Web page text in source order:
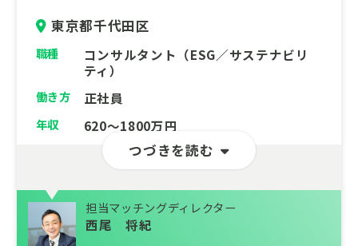
東京都千代田区
職種
コンサルタント（ESG／サステナビリ
ティ）
働き方 正社員
年収 620～1800万円
つづきを読む
担当マッチングディレクター
西尾 将紀